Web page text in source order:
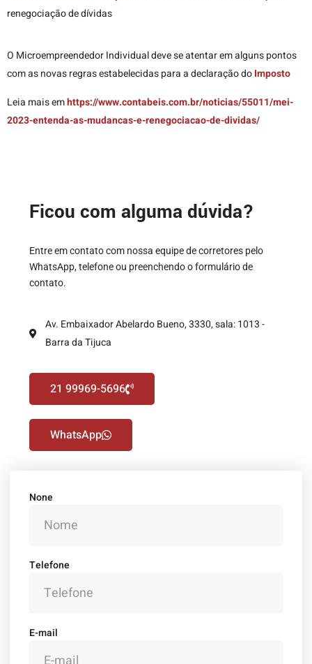
renegociação de dívidas
O Microempreendedor Individual deve se atentar em alguns pontos
com as novas regras estabelecidas para a declaração doImposto
Leia mais emhttps://www.contabeis.com.br/noticias/55011/mei-
2023-entenda-as-mudancas-e-renegociacao-de-dividas/
Ficou com alguma dúvida?
Entre em contato com nossa equipe de corretores pelo
WhatsApp, telefone ou preenchendo o formulário de
contato.
Av. Embaixador Abelardo Bueno, 3330, sala: 1013 -
Barra da Tijuca
21 99969-5696
WhatsApp
None
Telefone
E-mail